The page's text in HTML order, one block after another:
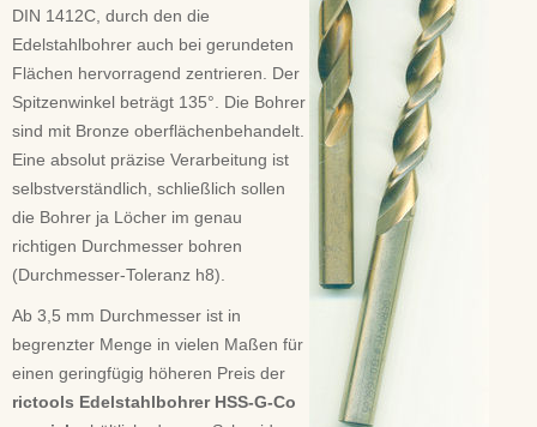
DIN 1412C, durch den die
Edelstahlbohrer auch bei gerundeten
Flächen hervorragend zentrieren. Der
Spitzenwinkel beträgt 135°. Die Bohrer
sind mit Bronze oberflächenbehandelt.
Eine absolut präzise Verarbeitung ist
selbstverständlich, schließlich sollen
die Bohrer ja Löcher im genau
richtigen Durchmesser bohren
(Durchmesser-Toleranz h8).
Ab 3,5 mm Durchmesser ist in
begrenzter Menge in vielen Maßen für
einen geringfügig höheren Preis der
rictools Edelstahlbohrer HSS-G-Co